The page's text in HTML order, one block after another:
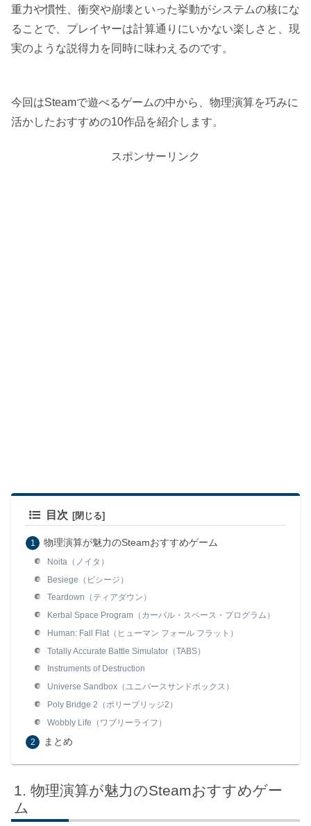
重力や慣性、衝突や崩壊といった挙動がシステムの核にな
ることで、プレイヤーは計算通りにいかない楽しさと、現
実のような説得力を同時に味わえるのです。
今回はSteamで遊べるゲームの中から、物理演算を巧みに
活かしたおすすめの10作品を紹介します。
スポンサーリンク
目次
物理演算が魅力のSteamおすすめゲーム
Noita（ノイタ）
Besiege（ビシージ）
Teardown（ティアダウン）
Kerbal Space Program（カーバル・スペース・プログラム）
Human: Fall Flat（ヒューマン フォール フラット）
Totally Accurate Battle Simulator（TABS）
Instruments of Destruction
Universe Sandbox（ユニバースサンドボックス）
Poly Bridge 2（ポリーブリッジ2）
Wobbly Life（ワブリーライフ）
まとめ
物理演算が魅力のSteamおすすめゲー
ム